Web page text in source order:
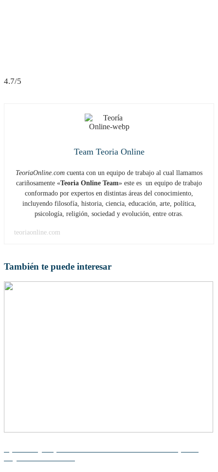
4.7/5
Team Teoria Online
TeoriaOnline.com cuenta con un equipo de trabajo al cual llamamos
cariñosamente «Teoria Online Team» este es un equipo de trabajo
conformado por expertos en distintas áreas del conocimiento,
incluyendo filosofía, historia, ciencia, educación, arte, política,
psicología, religión, sociedad y evolución, entre otras.
teoriaonline.com
También te puede interesar